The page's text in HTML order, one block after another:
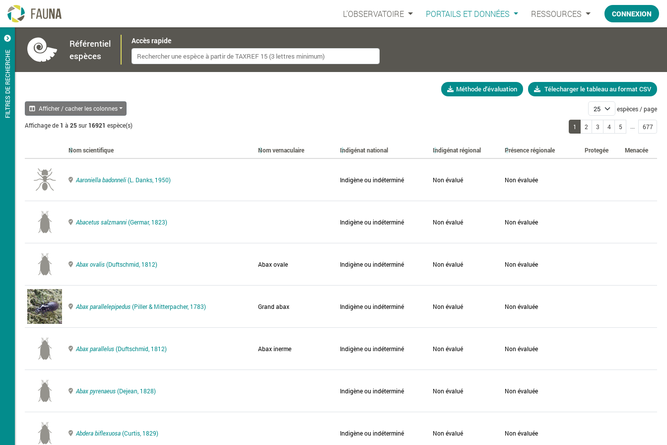
L'OBSERVATOIRE PORTAILS ET DONNÉES RESSOURCES CONNEXION
FILTRES DE RECHERCHE
Référentiel
espèces
Accès rapide
Méthode d'évaluation Télecharger le tableau au format CSV
Afficher / cacher les colonnes
Affichage de 1 à 25sur 16921 espèce(s)
espèces / page
1 2 3 4 5 ... 677
Nom scientifique Nom vernaculaire Indigénat national Indigénat régional Présence régionale Protegée Menacée
Aaroniella badonneli(L. Danks, 1950) Indigène ou indéterminé Non évalué Non évaluée
Abacetus salzmanni(Germar, 1823) Indigène ou indéterminé Non évalué Non évaluée
Abax ovalis(Duftschmid, 1812) Abax ovale Indigène ou indéterminé Non évalué Non évaluée
Abax parallelepipedus(Piller & Mitterpacher, 1783) Grand abax Indigène ou indéterminé Non évalué Non évaluée
Abax parallelus(Duftschmid, 1812) Abax inerme Indigène ou indéterminé Non évalué Non évaluée
Abax pyrenaeus(Dejean, 1828) Indigène ou indéterminé Non évalué Non évaluée
Abdera biflexuosa(Curtis, 1829) Indigène ou indéterminé Non évalué Non évaluée